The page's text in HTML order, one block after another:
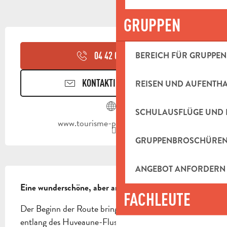
GRUPPEN
BEREICH FÜR GRUPPEN
REISEN UND
SCHULAUSFLÜGE UND
ANGEBOT ANFORDERN
FACHLEUTE
ÖFFNUNGSZEITEN &
04 42 03 49▒▒
KONTAKTIEREN SIE UNS
www.tourisme-paysdaubagne.fr
Eine wunderschöne, aber anspruchsvolle Strecke.
Der Beginn der Route bringt Sie auf schönen Singles
entlang des Huveaune-Flusses in Schwung. Sie